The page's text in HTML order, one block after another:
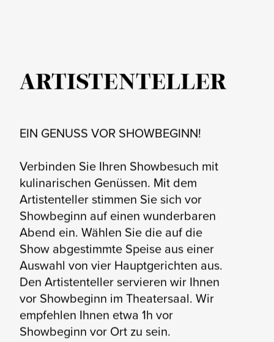
ARTISTENTELLER
EIN GENUSS VOR SHOWBEGINN!
Verbinden Sie Ihren Showbesuch mit
kulinarischen Genüssen. Mit dem
Artistenteller stimmen Sie sich vor
Showbeginn auf einen wunderbaren
Abend ein. Wählen Sie die auf die
Show abgestimmte Speise aus einer
Auswahl von vier Hauptgerichten aus.
Den Artistenteller servieren wir Ihnen
vor Showbeginn im Theatersaal. Wir
empfehlen Ihnen etwa 1h vor
Showbeginn vor Ort zu sein.